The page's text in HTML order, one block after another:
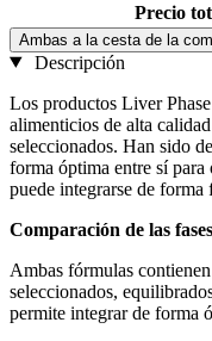
Precio
Ambas a la cesta de la
Descripción
Los productos Liver
alimenticios de alta
seleccionados. Han sido
forma óptima entre sí
puede integrarse de
Comparación de las
Ambas fórmulas
seleccionados,
permite integrar de forma